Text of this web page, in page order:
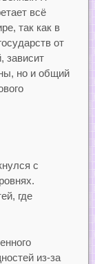
всё
так как в
от
зависит
но и общий
с
где
из-за